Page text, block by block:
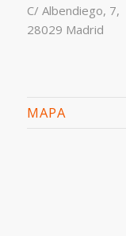
C/ Albendiego, 7,
28029 Madrid
MAPA